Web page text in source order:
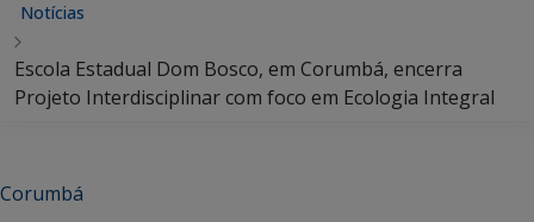
Notícias
Escola Estadual Dom Bosco, em Corumbá, encerra
Projeto Interdisciplinar com foco em Ecologia Integral
Corumbá